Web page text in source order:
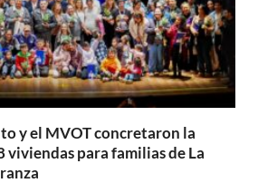
y el MVOT concretaron la
viviendas para familias de La